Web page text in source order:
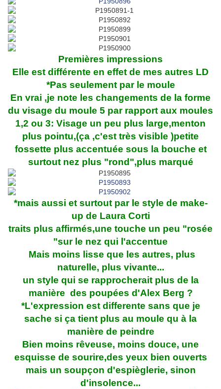
Premières impressions
Elle est différente en effet de mes autres LD
*Pas seulement par le moule
En vrai ,je note les changements de la forme
du visage du moule 5 par rapport aux moules
1,2 ou 3: Visage un peu plus large,menton
plus pointu,(ça ,c'est très visible )petite
fossette plus accentuée sous la bouche et
surtout nez plus "rond",plus marqué
*mais aussi et surtout par le style de make-
up de Laura Corti
traits plus affirmés,une touche un peu "rosée
"sur le nez qui l'accentue
Mais moins lisse que les autres, plus
naturelle, plus vivante...
un style qui se rapprocherait plus de la
manière des poupées d'Alex Berg ?
*L'expression est differente sans que je
sache si ça tient plus au moule qu à la
manière de peindre
Bien moins rêveuse, moins douce, une
esquisse de sourire,des yeux bien ouverts
mais un soupçon d'espièglerie, sinon
d'insolence...